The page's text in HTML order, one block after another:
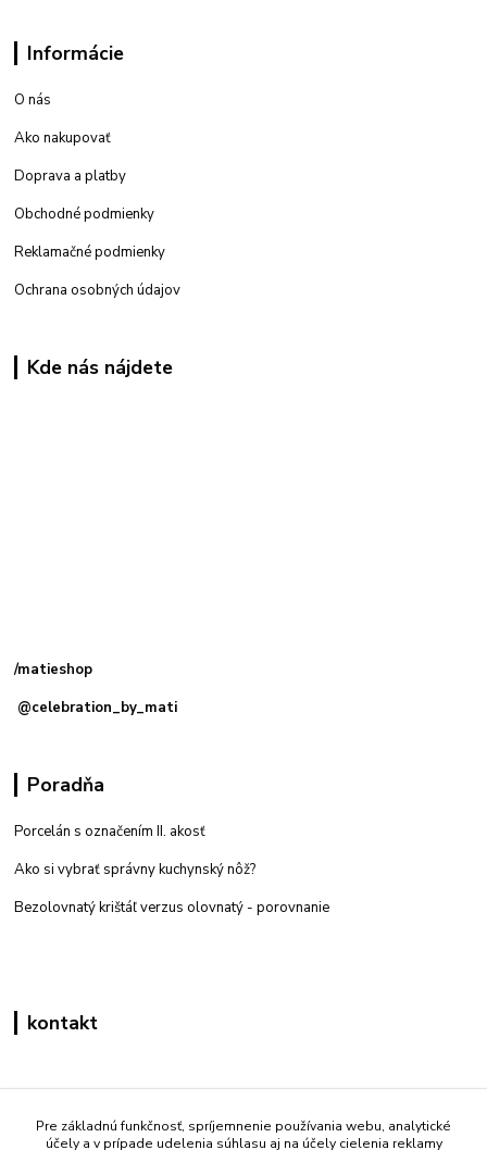
Informácie
O nás
Ako nakupovať
Doprava a platby
Obchodné podmienky
Reklamačné podmienky
Ochrana osobných údajov
Kde nás nájdete
/matieshop
@celebration_by_mati
Poradňa
Porcelán s označením II. akosť
Ako si vybrať správny kuchynský nôž?
Bezolovnatý krištáľ verzus olovnatý - porovnanie
kontakt
+421 908 861 051
Pre základnú funkčnosť, spríjemnenie používania webu, analytické
účely a v prípade udelenia súhlasu aj na účely cielenia reklamy